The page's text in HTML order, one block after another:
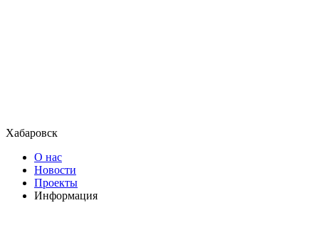
Хабаровск
О нас
Новости
Проекты
Информация